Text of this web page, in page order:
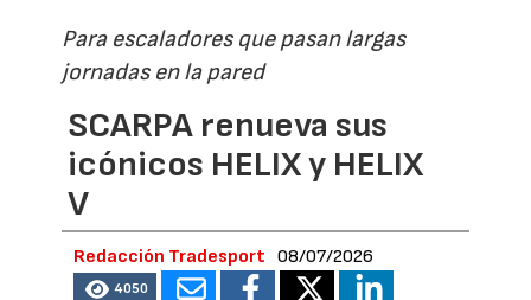
Para escaladores que pasan largas
jornadas en la pared
SCARPA renueva sus
icónicos HELIX y HELIX
V
Redacción Tradesport 08/07/2026
4050